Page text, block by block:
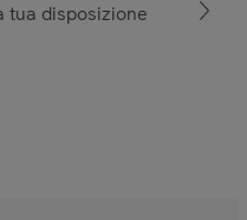
tua disposizione